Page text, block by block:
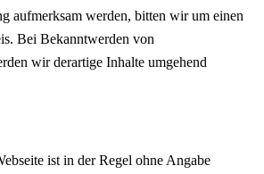
aufmerksam werden, bitten wir um einen
Bei Bekanntwerden von
wir derartige Inhalte umgehend
ist in der Regel ohne Angabe